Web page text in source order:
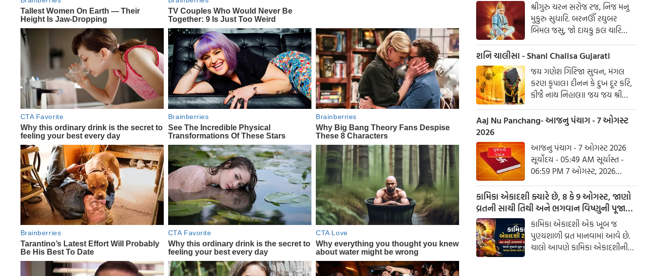
શ્રીગુરુ ચરન સરોજ રજ, નિજ મનુ
મુકુરુ સુધારિ. બરનઊઁ રઘુબર
બિમલ જસુ, જો દાયકુ ફલ ચારિ
બુદ્ધિહીન તનુ જાનિકે, સુમિરૌં પવન-
કુમાર. બલ બુદ્ધિ બિદ્યા દેહુ મોહિં,
હરહુ કલેસ બિકાર
શનિ ચાલીસા - Shani Chalisa Gujarati
જય ગણેશ ગિરિજા સુવન, મંગલ
કરણ કૃપાલ। દીનન કે દુખ દૂર કરિ,
કીજૈ નાથ નિહાલ॥ જય જય શ્રી
શનિદેવ પ્રભુ, સુનહુ વિનય મહારાજ।
કરહુ કૃપા હે રવિ તનય, રાખહુ જન
કી લાજ॥ શનિ ચાલીસા ચૌપાઈ :
Aaj Nu Panchang- આજનુ પંચાગ - 7 ઓગસ્ટ
2026
આજનુ પંચાગ - 7 ઓગસ્ટ 2026
સૂર્યોદય - 05:49 AM સૂર્યાસ્ત -
06:59 PM 7 ઓગસ્ટ, 2026
શુક્રવાર આષાઢ વદ નોમ - વિક્રમ
સંવત 2082
કામિકા એકાદશી ક્યારે છે, 8 કે 9 ઓગસ્ટ, જાણો
વ્રતની સાચી તિથી અને ભગવાન વિષ્ણુની પૂજાનું
શુભ મુહૂર્ત
કામિકા એકાદશી એક ખૂબ જ
પુણ્યશાળી વ્રત માનવામાં આવે છે.
ચાલો આપણે કામિકા એકાદશીની